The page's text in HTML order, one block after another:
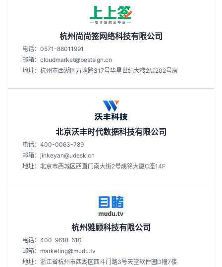
杭州尚尚签网络科技有限公司
电话：0571-88011991
邮箱：cloudmarket@bestsign.cn
地址：杭州市西湖区万塘路317号华星世纪大楼2层202号房
北京沃丰时代数据科技有限公司
电话：400-0063-789
邮箱：jinkeyan@udesk.cn
地址：北京市西城区西直门南大街2号成铭大厦C座14F
杭州雅顾科技有限公司
电话：400-9618-610
邮箱：marketing@mudu.tv
地址：浙江省杭州市西湖区西斗门路3号天堂软件园D幢7楼